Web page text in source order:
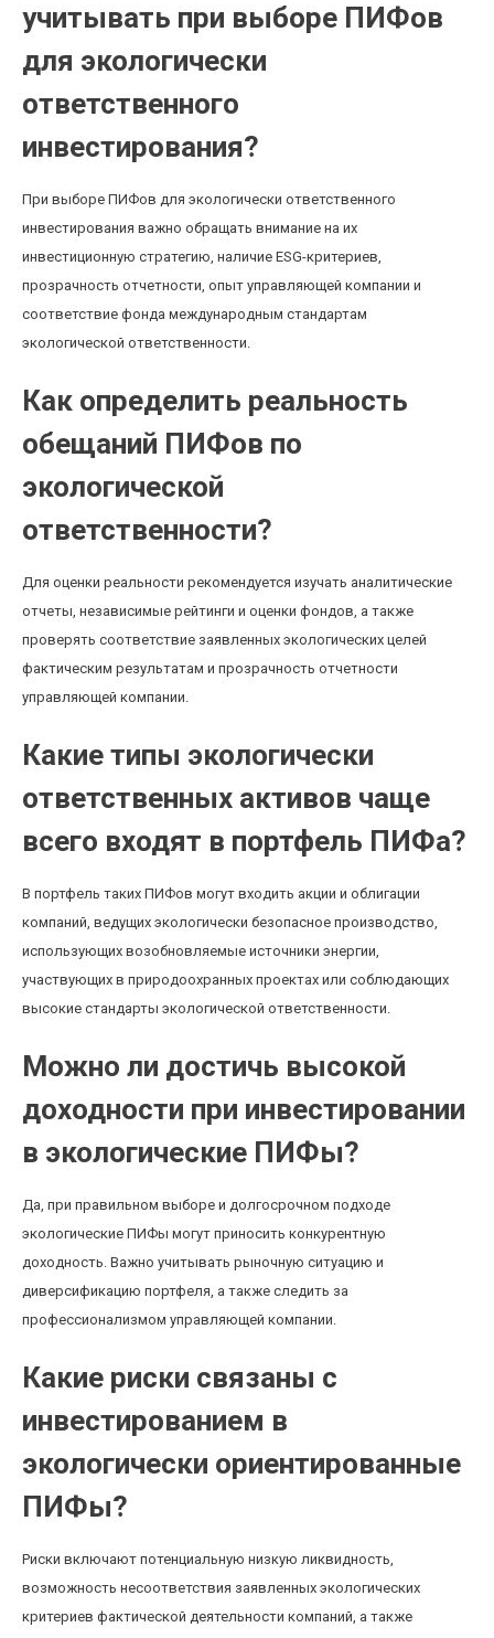
учитывать при выборе ПИФов
для экологически
ответственного
инвестирования?
При выборе ПИФов для экологически ответственного
инвестирования важно обращать внимание на их
инвестиционную стратегию, наличие ESG-критериев,
прозрачность отчетности, опыт управляющей компании и
соответствие фонда международным стандартам
экологической ответственности.
Как определить реальность
обещаний ПИФов по
экологической
ответственности?
Для оценки реальности рекомендуется изучать аналитические
отчеты, независимые рейтинги и оценки фондов, а также
проверять соответствие заявленных экологических целей
фактическим результатам и прозрачность отчетности
управляющей компании.
Какие типы экологически
ответственных активов чаще
всего входят в портфель ПИФа?
В портфель таких ПИФов могут входить акции и облигации
компаний, ведущих экологически безопасное производство,
использующих возобновляемые источники энергии,
участвующих в природоохранных проектах или соблюдающих
высокие стандарты экологической ответственности.
Можно ли достичь высокой
доходности при инвестировании
в экологические ПИФы?
Да, при правильном выборе и долгосрочном подходе
экологические ПИФы могут приносить конкурентную
доходность. Важно учитывать рыночную ситуацию и
диверсификацию портфеля, а также следить за
профессионализмом управляющей компании.
Какие риски связаны с
инвестированием в
экологически ориентированные
ПИФы?
Риски включают потенциальную низкую ликвидность,
возможность несоответствия заявленных экологических
критериев фактической деятельности компаний, а также